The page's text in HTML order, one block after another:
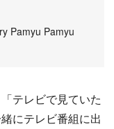
Pamyu Pamyu
テレビで見ていた
にテレビ番組に出